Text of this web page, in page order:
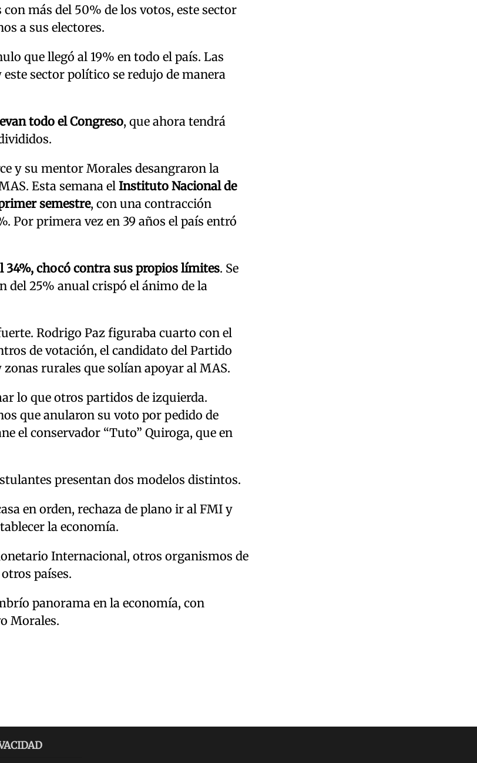
más del 50% de los votos, este sector
a sus electores.
que llegó al 19% en todo el país. Las
sector político se redujo de manera
todo el Congreso, que ahora tendrá
y su mentor Morales desangraron la
Esta semana el Instituto Nacional de
semestre, con una contracción
Por primera vez en 39 años el país entró
34%, chocó contra sus propios límites. Se
del 25% anual crispó el ánimo de la
Rodrigo Paz figuraba cuarto con el
de votación, el candidato del Partido
rurales que solían apoyar al MAS.
lo que otros partidos de izquierda.
que anularon su voto por pedido de
el conservador “Tuto” Quiroga, que en
presentan dos modelos distintos.
en orden, rechaza de plano ir al FMI y
la economía.
Internacional, otros organismos de
países.
panorama en la economía, con
Morales.